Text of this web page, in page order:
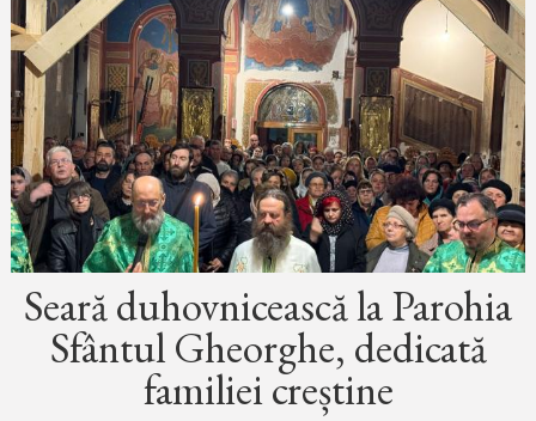
Seară duhovnicească la Parohia
Sfântul Gheorghe, dedicată
familiei creștine